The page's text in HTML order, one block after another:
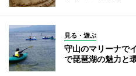
見る・遊ぶ
守山のマリーナで
で琵琶湖の魅力と